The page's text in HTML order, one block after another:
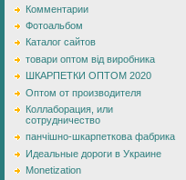
Комментарии
Фотоальбом
Каталог сайтов
товари оптом від виробника
ШКАРПЕТКИ ОПТОМ 2020
Оптом от производителя
Коллаборация, или
сотрудничество
панчішно-шкарпеткова фабрика
Идеальные дороги в Украине
Monetization